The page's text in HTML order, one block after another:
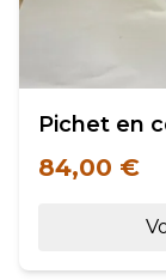
Pichet en
84,00 €